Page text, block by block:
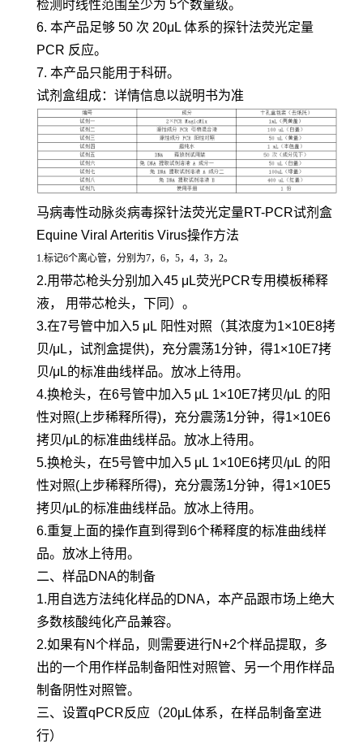
检测时线性范围至少为 5个数量级。
6. 本产品足够 50 次 20μL 体系的探针法荧光定量
PCR 反应。
7. 本产品只能用于科研。
试剂盒组成：详情信息以説明书为准
马病毒性动脉炎病毒探针法荧光定量RT-PCR试剂盒
Equine Viral Arteritis Virus操作方法
1.标记6个离心管，分别为7，6，5，4，3，2。
2.用带芯枪头分别加入45 μL荧光PCR专用模板稀释
液， 用带芯枪头，下同）。
3.在7号管中加入5 μL 阳性对照（其浓度为1×10E8拷
贝/μL，试剂盒提供)，充分震荡1分钟，得1×10E7拷
贝/μL的标准曲线样品。放冰上待用。
4.换枪头，在6号管中加入5 μL 1×10E7拷贝/μL 的阳
性对照(上步稀释所得)，充分震荡1分钟，得1×10E6
拷贝/μL的标准曲线样品。放冰上待用。
5.换枪头，在5号管中加入5 μL 1×10E6拷贝/μL 的阳
性对照(上步稀释所得)，充分震荡1分钟，得1×10E5
拷贝/μL的标准曲线样品。放冰上待用。
6.重复上面的操作直到得到6个稀释度的标准曲线样
品。放冰上待用。
二、样品DNA的制备
1.用自选方法纯化样品的DNA，本产品跟市场上绝大
多数核酸纯化产品兼容。
2.如果有N个样品，则需要进行N+2个样品提取，多
出的一个用作样品制备阳性对照管、另一个用作样品
制备阴性对照管。
三、设置qPCR反应（20μL体系，在样品制备室进
行）